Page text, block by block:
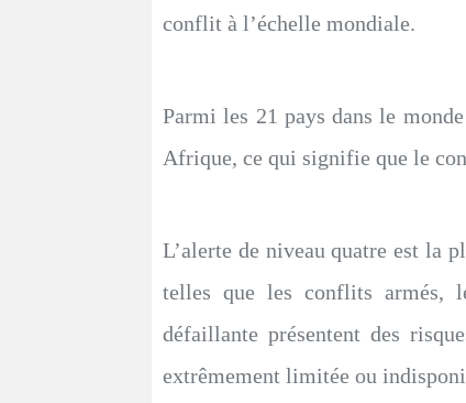
conflit à l’échelle mondiale.
Parmi les 21 pays dans le
Afrique, ce qui signifie que le
L’alerte de niveau quatre est la
telles que les conflits armés,
défaillante présentent des
extrêmement limitée ou